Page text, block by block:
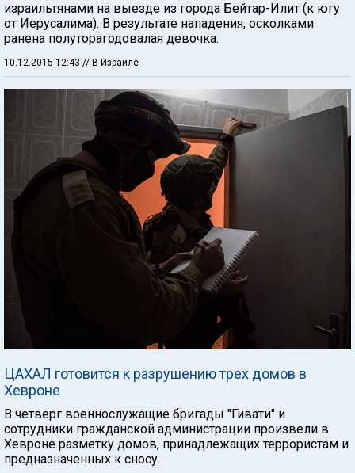
израильтянами на выезде из города Бейтар-Илит (к югу
от Иерусалима). В результате нападения, осколками
ранена полуторагодовалая девочка.
10.12.2015 12:43 // В Израиле
ЦАХАЛ готовится к разрушению трех домов в
Хевроне
В четверг военнослужащие бригады "Гивати" и
сотрудники гражданской администрации произвели в
Хевроне разметку домов, принадлежащих террористам и
предназначенных к сносу.